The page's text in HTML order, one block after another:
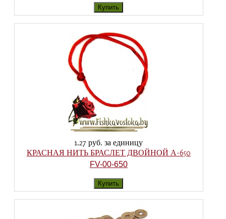
1.27 руб. за единицу
КРАСНАЯ НИТЬ БРАСЛЕТ ДВОЙНОЙ А-650
FV-00-650